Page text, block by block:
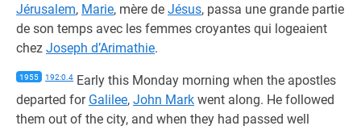
Jérusalem, Marie, mère de Jésus, passa une grande partie
de son temps avec les femmes croyantes qui logeaient
chez Joseph d’Arimathie.
1955 192:0.4 Early this Monday morning when the apostles
departed for Galilee, John Mark went along. He followed
them out of the city, and when they had passed well